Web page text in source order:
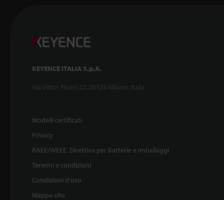
KEYENCE ITALIA S.p.A.
Via Vittor Pisani 22, 20124 Milano, Italia
Modelli certificati
Privacy
RAEE/WEEE, Direttiva per Batterie e Imballaggi
Termini e condizioni
Condizioni d'uso
Mappa sito